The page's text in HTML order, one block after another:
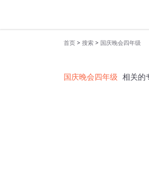
首页 > 搜索 > 国庆晚会四年级
国庆晚会四年级 相关的